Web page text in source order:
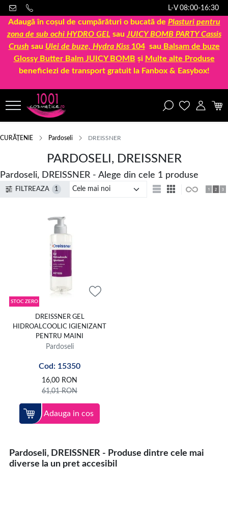
L-V 08:00-16:30
Adaugă în coșul de cumpărături o bucată de Plasturi pentru
zona de sub ochi HYDRO GEL sau JUICY BOMB PARTY Cassis
Crush sau Ulei de buze, Hydra Kiss 104sau Balsam de buze
Glossy Butter Balm JUICY BOMB și Multe alte Produse
beneficiezi de transport gratuit la Fanbox & Easybox!
CURĂȚENIE Pardoseli DREISSNER
PARDOSELI, DREISSNER
Pardoseli, DREISSNER - Alege din cele 1 produse
FILTREAZA 1
STOC ZERO
DREISSNER GEL
HIDROALCOOLIC IGIENIZANT
PENTRU MAINI
Pardoseli
Cod: 15350
16,00 RON
61,01RON
Adauga in cos
Pardoseli, DREISSNER - Produse dintre cele mai
diverse la un pret accesibil